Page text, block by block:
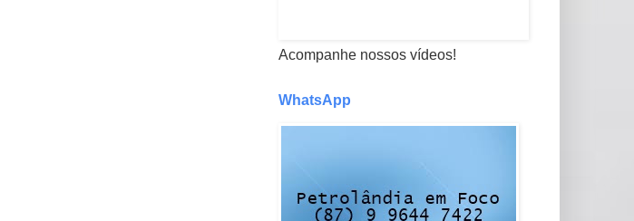
Acompanhe nossos vídeos!
WhatsApp